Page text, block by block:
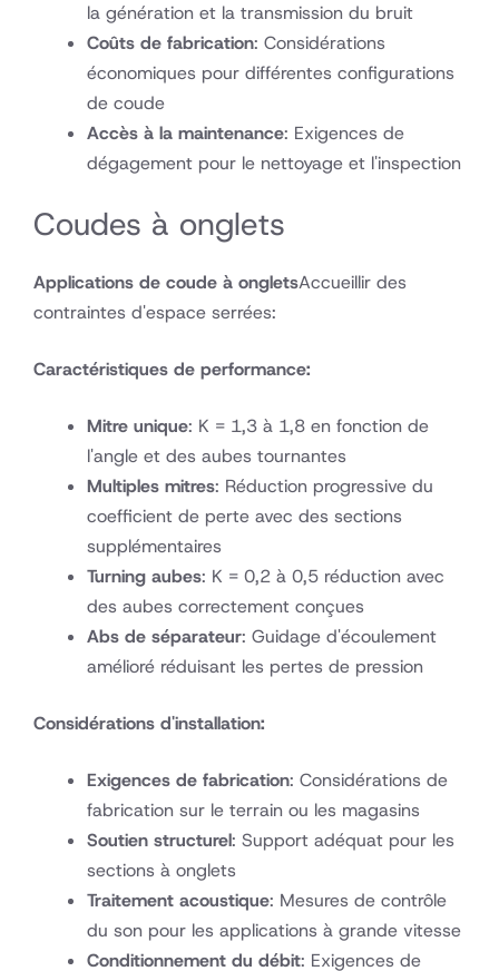
la génération et la transmission du bruit
Coûts de fabrication: Considérations
économiques pour différentes configurations
de coude
Accès à la maintenance: Exigences de
dégagement pour le nettoyage et l'inspection
Coudes à onglets
Applications de coude à ongletsAccueillir des
contraintes d'espace serrées:
Caractéristiques de performance:
Mitre unique: K = 1,3 à 1,8 en fonction de
l'angle et des aubes tournantes
Multiples mitres: Réduction progressive du
coefficient de perte avec des sections
supplémentaires
Turning aubes: K = 0,2 à 0,5 réduction avec
des aubes correctement conçues
Abs de séparateur: Guidage d'écoulement
amélioré réduisant les pertes de pression
Considérations d'installation:
Exigences de fabrication: Considérations de
fabrication sur le terrain ou les magasins
Soutien structurel: Support adéquat pour les
sections à onglets
Traitement acoustique: Mesures de contrôle
du son pour les applications à grande vitesse
Conditionnement du débit: Exigences de